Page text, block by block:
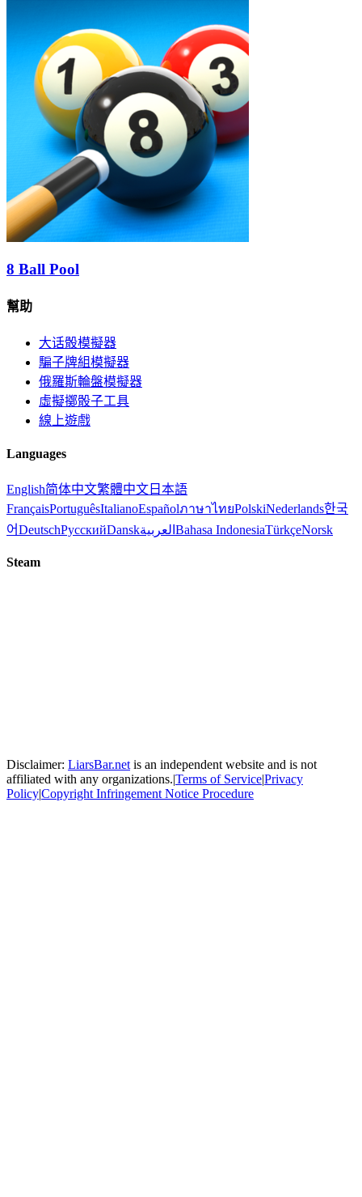
8 Ball Pool
幫助
大话骰模擬器
騙子牌組模擬器
俄羅斯輪盤模擬器
虛擬擲骰子工具
線上遊戲
Languages
English简体中文繁體中文 日本語
FrançaisPortuguêsItalianoEspañolภาษาไทยPolskiNederlands한국
어DeutschРусскийDanskالعربية Bahasa IndonesiaTürkçeNorsk
Steam
Disclaimer: LiarsBar.net is an independent website and is not
affiliated with any organizations.|Terms of Service|Privacy
Policy|Copyright Infringement Notice Procedure